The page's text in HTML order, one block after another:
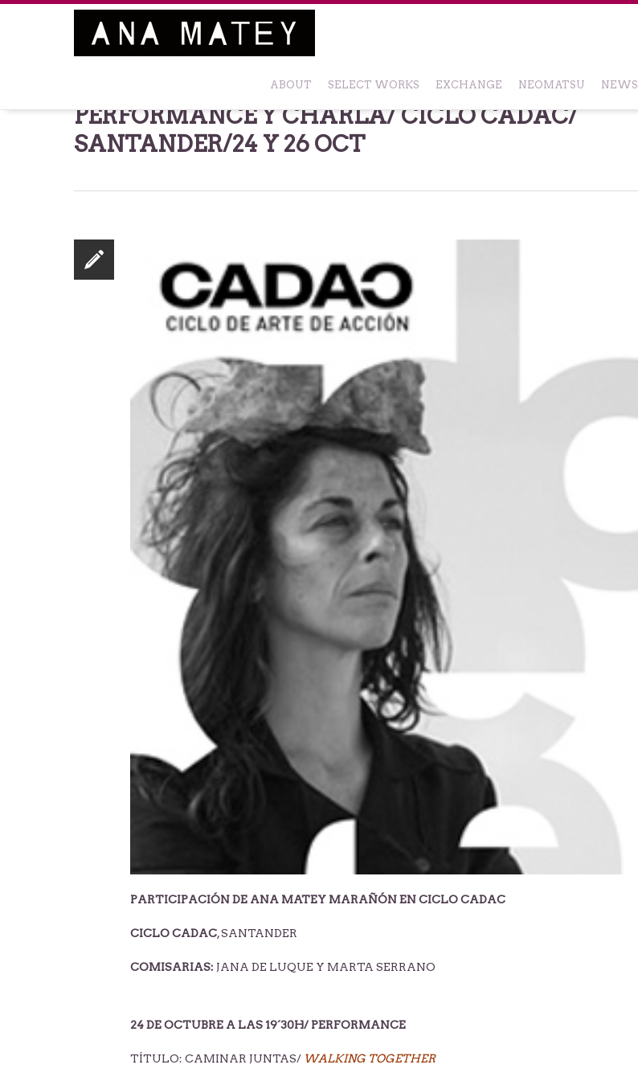
Ana Matey
Skip
content
ABOUT SELECT WORKS EXCHANGE NEOMATSU NEWS
PERFORMANCE Y CHARLA/ CICLO CADAC/
SANTANDER/24 Y 26 OCT
PARTICIPACIÓN DE ANA MATEY MARAÑÓN EN CICLO CADAC
CICLO CADAC, SANTANDER
COMISARIAS: JANA DE LUQUE Y MARTA SERRANO
24 DE OCTUBRE A LAS 19´30H/ PERFORMANCE
TÍTULO: CAMINAR JUNTAS/ WALKING TOGETHER